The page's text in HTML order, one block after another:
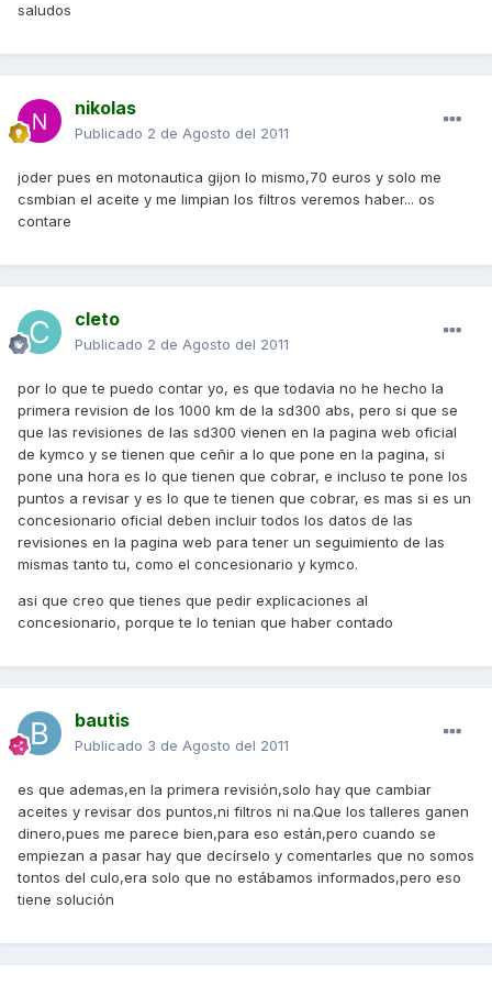
saludos
nikolas
Publicado 2 de Agosto del 2011
joder pues en motonautica gijon lo mismo,70 euros y solo me
csmbian el aceite y me limpian los filtros veremos haber... os
contare
cleto
Publicado 2 de Agosto del 2011
por lo que te puedo contar yo, es que todavia no he hecho la
primera revision de los 1000 km de la sd300 abs, pero si que se
que las revisiones de las sd300 vienen en la pagina web oficial
de kymco y se tienen que ceñir a lo que pone en la pagina, si
pone una hora es lo que tienen que cobrar, e incluso te pone los
puntos a revisar y es lo que te tienen que cobrar, es mas si es un
concesionario oficial deben incluir todos los datos de las
revisiones en la pagina web para tener un seguimiento de las
mismas tanto tu, como el concesionario y kymco.
asi que creo que tienes que pedir explicaciones al
concesionario, porque te lo tenian que haber contado
bautis
Publicado 3 de Agosto del 2011
es que ademas,en la primera revisión,solo hay que cambiar
aceites y revisar dos puntos,ni filtros ni na.Que los talleres ganen
dinero,pues me parece bien,para eso están,pero cuando se
empiezan a pasar hay que decírselo y comentarles que no somos
tontos del culo,era solo que no estábamos informados,pero eso
tiene solución